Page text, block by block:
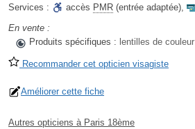
Services :
accès PMR (entrée adaptée),
En vente :
Produits spécifiques : lentilles de couleur
Recommander cet opticien visagiste
Améliorer cette fiche
Autres opticiens à Paris 18ème